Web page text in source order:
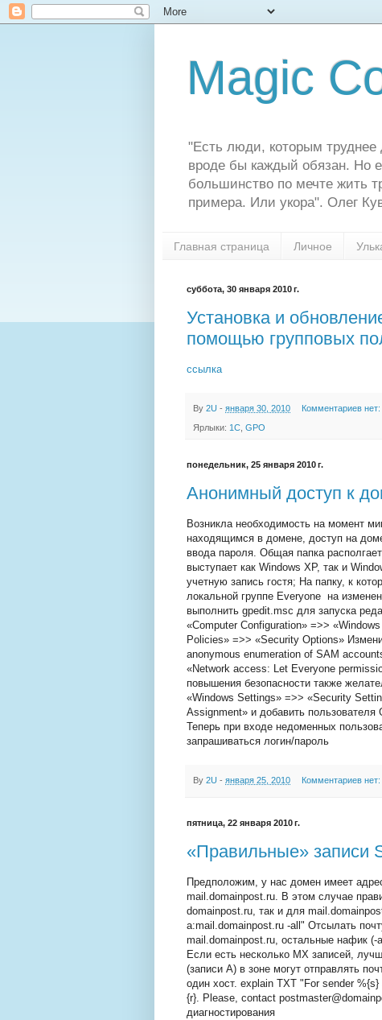
Magic
"Есть люди, которым
вроде бы каждый обязан. Но
большинство по мечте жить
примера. Или укора". Олег
Главная страница Личное
суббота, 30 января 2010 г.
Установка и
помощью групповых
ссылка
By 2U - января 30, 2010 Комментариев нет:
Ярлыки: 1С GPO
понедельник, 25 января 2010 г.
Анонимный доступ к
Возникла необходимость на момент
находящимся в домене, доступ на
ввода пароля. Общая папка
выступает как Windows XP, так и
учетную запись гостя; На папку, к
локальной группе Everyone на
выполнить gpedit.msc для запуска
«Computer Configuration» =>>
Policies» =>> «Security Options»
anonymous enumeration of SAM
«Network access: Let Everyone
повышения безопасности также
«Windows Settings» =>> «Security
Assignment» и добавить
Теперь при входе недоменных
запрашиваться логин/пароль
By 2U - января 25, 2010 Комментариев нет:
пятница, 22 января 2010 г.
«Правильные» записи
Предположим, у нас домен имеет
mail.domainpost.ru. В этом случае
domainpost.ru, так и для
a:mail.domainpost.ru -all" Отсылать
mail.domainpost.ru, остальные нафик (-
Если есть несколько MX записей,
(записи А) в зоне могут отправлять
один хост. explain TXT "For sender
{r}. Please, contact
диагностирования